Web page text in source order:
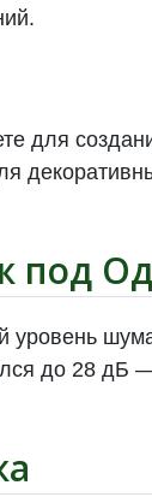
для
под
уровень
до 28 дБ